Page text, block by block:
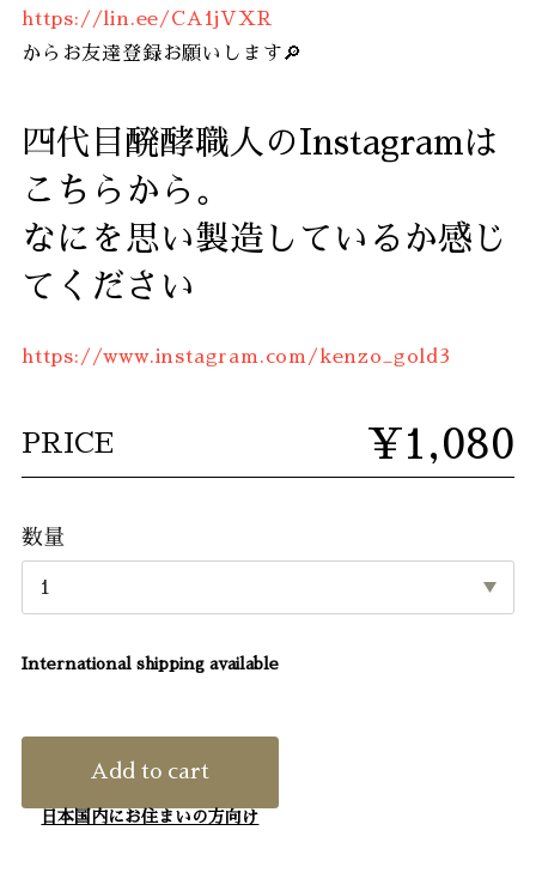
https://lin.ee/CA1jVXR
からお友達登録お願いします🔎
四代目醗酵職人のInstagramは
こちらから。
なにを思い製造しているか感じ
てください
https://www.instagram.com/kenzo_gold3
PRICE ¥1,080
数量
International shipping available
Add to cart
日本国内にお住まいの方向け